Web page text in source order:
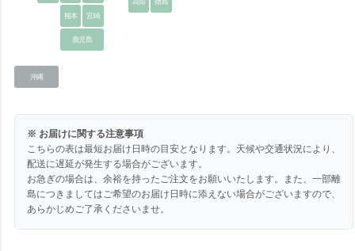
熊本
宮崎
鹿児島
沖縄
※ お届けに関する注意事項
こちらの表は最短お届け日時の目安となります。天候や交通状況により、
配送に遅延が発生する場合がございます。
お急ぎの場合は、余裕を持ったご注文をお願いいたします。また、一部離
島につきましてはご希望のお届け日時に添えない場合がございますので、
あらかじめご了承くださいませ。